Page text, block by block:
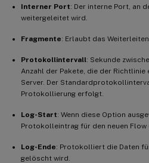
Interner Port: Der interne Port, an
weitergeleitet wird.
Fragmente: Erlaubt das
Protokollintervall: Sekunde
Anzahl der Pakete, die der
Server. Der
Protokollierung erfolgt.
Log-Start: Wenn diese Option
Protokolleintrag für den neuen
Log-Ende: Protokolliert die Daten
gelöscht wird.